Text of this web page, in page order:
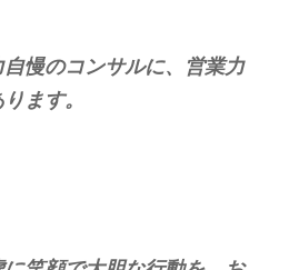
慢のコンサルに、営業力
ます。